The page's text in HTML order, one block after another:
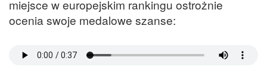
miejsce w europejskim rankingu ostrożnie
ocenia swoje medalowe szanse: